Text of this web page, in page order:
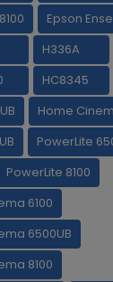
Epson
H336A
HC8345
Home
PowerLite
PowerLite 8100
6100
6500UB
8100